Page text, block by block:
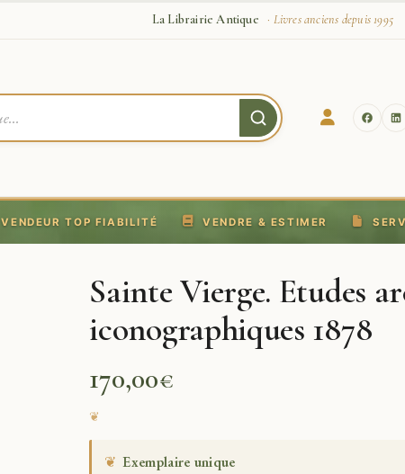
La Librairie Antique · Livres anciens depuis 1995
VENDEUR TOP FIABILITÉ VENDRE & ESTIMER
Sainte Vierge. Etudes
iconographiques 1878
170,00€
❦ Exemplaire unique